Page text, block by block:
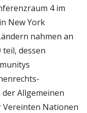
4 im
New York
nahmen an
dessen
Allgemeinen
Vereinten Nationen